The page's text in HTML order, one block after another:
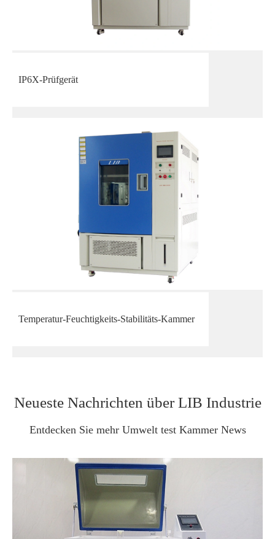
IP6X-Prüfgerät
Temperatur-Feuchtigkeits-Stabilitäts-Kammer
Neueste Nachrichten über LIB Industrie
Entdecken Sie mehr Umwelt test Kammer News